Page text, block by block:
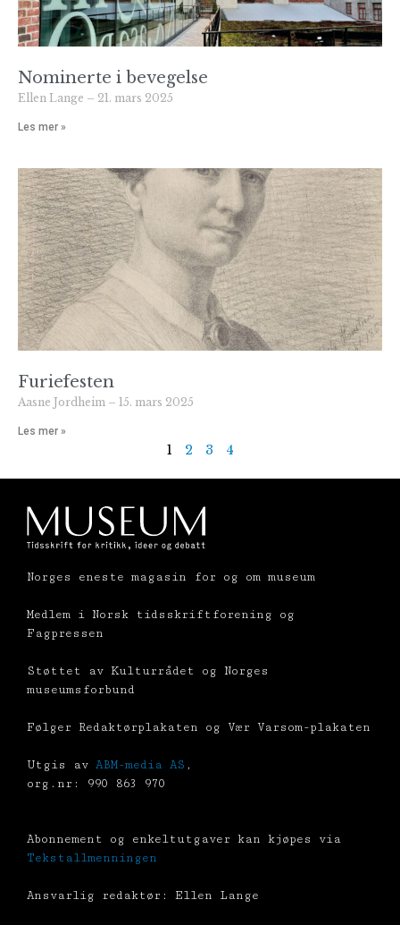
Nominerte i bevegelse
Ellen Lange 21. mars 2025
Les mer »
Furiefesten
Aasne Jordheim 15. mars 2025
Les mer »
1 2 3 4
Norges eneste magasin for og om museum
Medlem i Norsk tidsskriftforening og
Fagpressen
Støttet av Kulturrådet og Norges
museumsforbund
Følger Redaktørplakaten og Vær Varsom-plakaten
Utgis av ABM-media AS ,
org.nr: 990 863 970
Abonnement og enkeltutgaver kan kjøpes via
Tekstallmenningen
Ansvarlig redaktør: Ellen Lange